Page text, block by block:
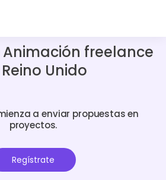
freelance
Unido
a enviar propuestas en
proyectos.
Regístrate